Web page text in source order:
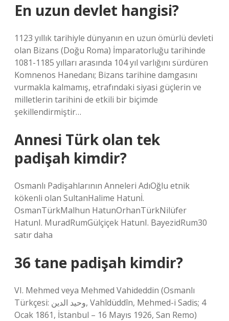
En uzun devlet hangisi?
1123 yıllık tarihiyle dünyanın en uzun ömürlü devleti
olan Bizans (Doğu Roma) İmparatorluğu tarihinde
1081-1185 yılları arasında 104 yıl varlığını sürdüren
Komnenos Hanedanı; Bizans tarihine damgasını
vurmakla kalmamış, etrafındaki siyasi güçlerin ve
milletlerin tarihini de etkili bir biçimde
şekillendirmiştir…
Annesi Türk olan tek
padişah kimdir?
Osmanlı Padişahlarının Anneleri AdıOğlu etnik
kökenli olan SultanHalime Hatunİ.
OsmanTürkMalhun HatunOrhanTürkNilüfer
HatunI. MuradRumGülçiçek HatunI. BayezidRum30
satır daha
36 tane padişah kimdir?
VI. Mehmed veya Mehmed Vahideddin (Osmanlı
Türkçesi: وحيد الدين, Vahîdüddîn, Mehmed-i Sadis; 4
Ocak 1861, İstanbul – 16 Mayıs 1926, San Remo)